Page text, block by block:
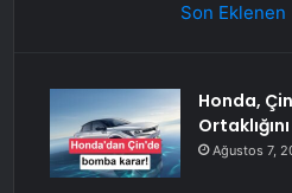
Son Eklenen
Honda,
Ağustos 7,